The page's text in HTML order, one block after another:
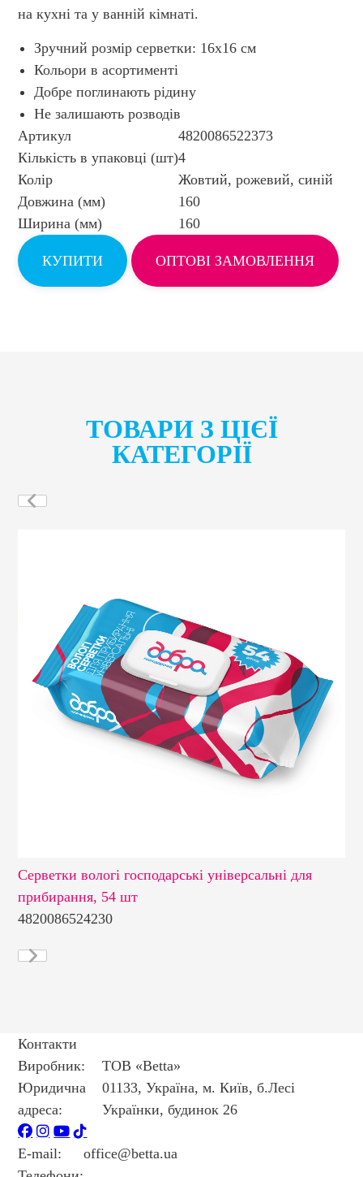
на кухні та у ванній кімнаті.
Зручний розмір серветки: 16х16 см
Кольори в асортименті
Добре поглинають рідину
Не залишають розводів
Артикул
4820086522373
Кількість в упаковці (шт)4
Колір
Жовтий, рожевий, синій
Довжина (мм)
160
Ширина (мм)
160
КУПИТИ ОПТОВІ ЗАМОВЛЕННЯ
ТОВАРИ З ЦІЄЇ
КАТЕГОРІЇ
Серветки вологі господарські універсальні для
прибирання, 54 шт
4820086524230
Контакти
Виробник:
ТОВ «Betta»
Юридична
адреса:
01133, Україна, м. Київ, б.Лесі
Українки, будинок 26
E-mail:
office@betta.ua